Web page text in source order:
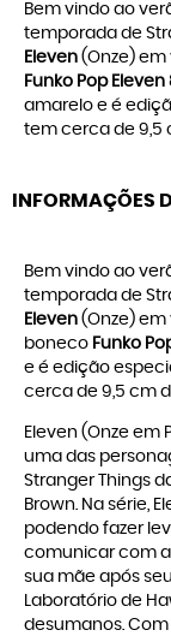
Bem vindo ao
temporada de
Eleven (Onze) em
Funko Pop
amarelo e é
tem cerca de 9,5
INFORMAÇÕES
Bem vindo ao
temporada de
Eleven (Onze) em
boneco Funko
e é edição
cerca de 9,5 cm
Eleven (Onze em
uma das
Stranger Things
Brown. Na série,
podendo fazer
comunicar com
sua mãe após
Laboratório de
desumanos.